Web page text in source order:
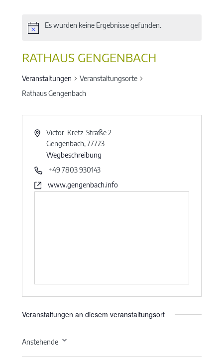
Es wurden keine Ergebnisse gefunden.
RATHAUS GENGENBACH
Veranstaltungen
Veranstaltungsorte
Rathaus Gengenbach
Victor-Kretz-Straße 2
Gengenbach,77723
Wegbeschreibung
+49 7803 930143
www.gengenbach.info
Veranstaltungen an diesem veranstaltungsort
Anstehende